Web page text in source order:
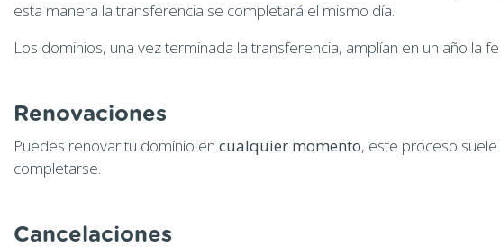
esta manera la transferencia se completará el mismo día.
Los dominios, una vez terminada la transferencia, amplían en un año la
Renovaciones
Puedes renovar tu dominio en cualquier momento, este proceso
completarse.
Cancelaciones